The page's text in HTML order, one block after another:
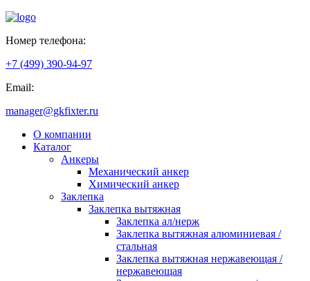
Номер телефона:
+7 (499) 390-94-97
Email:
manager@gkfixter.ru
О компании
Каталог
Анкеры
Механический анкер
Химический анкер
Заклепка
Заклепка вытяжная
Заклепка ал/нерж
Заклепка вытяжная алюминиевая /
стальная
Заклепка вытяжная нержавеющая /
нержавеющая